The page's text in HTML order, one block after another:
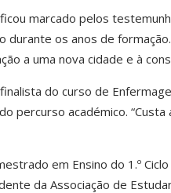
marcado pelos
durante os anos de
a uma nova cidade e à
do curso de
percurso académico.
em Ensino do 1.º
da Associação de